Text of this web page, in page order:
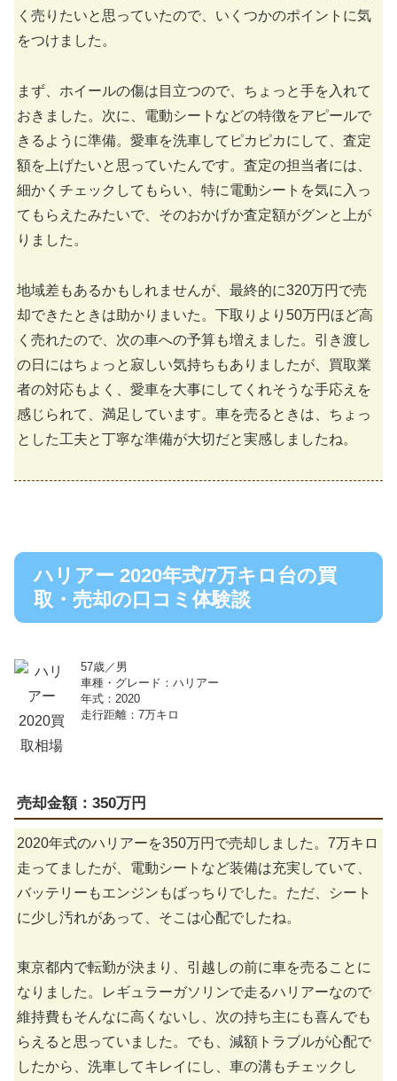
く売りたいと思っていたので、いくつかのポイントに気
をつけました。
まず、ホイールの傷は目立つので、ちょっと手を入れて
おきました。次に、電動シートなどの特徴をアピールで
きるように準備。愛車を洗車してピカピカにして、査定
額を上げたいと思っていたんです。査定の担当者には、
細かくチェックしてもらい、特に電動シートを気に入っ
てもらえたみたいで、そのおかげか査定額がグンと上が
りました。
地域差もあるかもしれませんが、最終的に320万円で売
却できたときは助かりまいた。下取りより50万円ほど高
く売れたので、次の車への予算も増えました。引き渡し
の日にはちょっと寂しい気持ちもありましたが、買取業
者の対応もよく、愛車を大事にしてくれそうな手応えを
感じられて、満足しています。車を売るときは、ちょっ
とした工夫と丁寧な準備が大切だと実感しましたね。
ハリアー 2020年式/7万キロ台の買
取・売却の口コミ体験談
57歳／男
車種・グレード：ハリアー
年式：2020
走行距離：7万キロ
売却金額：350万円
2020年式のハリアーを350万円で売却しました。7万キロ
走ってましたが、電動シートなど装備は充実していて、
バッテリーもエンジンもばっちりでした。ただ、シート
に少し汚れがあって、そこは心配でしたね。
東京都内で転勤が決まり、引越しの前に車を売ることに
なりました。レギュラーガソリンで走るハリアーなので
維持費もそんなに高くないし、次の持ち主にも喜んでも
らえると思っていました。でも、減額トラブルが心配で
したから、洗車してキレイにし、車の溝もチェックし